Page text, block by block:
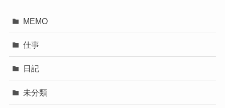
MEMO
仕事
日記
未分類